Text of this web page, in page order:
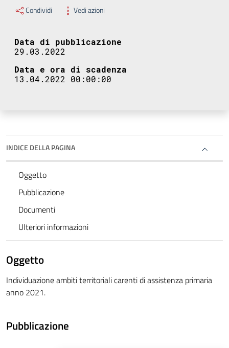
Condividi Vedi azioni
Data di pubblicazione
29.03.2022
Data e ora di scadenza
13.04.2022 00:00:00
INDICE DELLA PAGINA
Oggetto
Pubblicazione
Documenti
Ulteriori informazioni
Oggetto
Individuazione ambiti territoriali carenti di assistenza primaria
anno 2021.
Pubblicazione